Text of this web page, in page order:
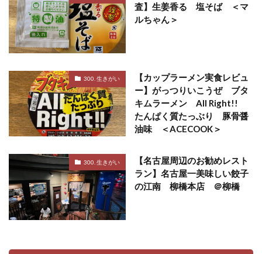
査】生姜香る 塩そば ＜マ
ルちゃん＞
300. 生きがい
【カップラーメン実食レビュ
ー】がっつりいこうぜ ブタ
キムラーメン All Right!!
たんぱく質たっぶり 豚骨醤
油味 ＜ACECOOK＞
300. 生きがい
【名古屋周辺のお勧めレスト
ラン】名古屋一美味しい餃子
の江南 柳橋本店 ＠柳橋